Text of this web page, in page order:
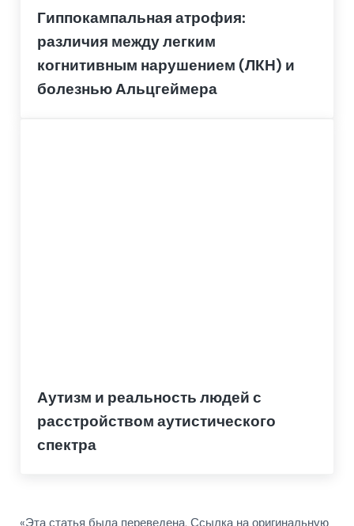
Гиппокампальная атрофия:
различия между легким
когнитивным нарушением (ЛКН) и
болезнью Альцгеймера
Аутизм и реальность людей с
расстройством аутистического
спектра